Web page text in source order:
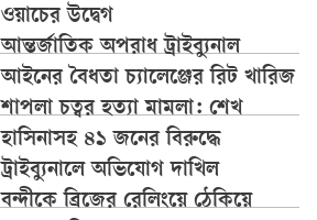
ওয়াচের উদ্বেগ
আন্তর্জাতিক অপরাধ ট্রাইব্যুনাল
আইনের বৈধতা চ্যালেঞ্জের রিট খারিজ
শাপলা চত্বর হত্যা মামলা: শেখ
হাসিনাসহ ৪১ জনের বিরুদ্ধে
ট্রাইব্যুনালে অভিযোগ দাখিল
বন্দীকে ব্রিজের রেলিংয়ে ঠেকিয়ে